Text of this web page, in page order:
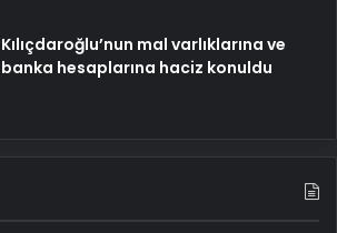
Kılıçdaroğlu’nun mal varlıklarına ve
banka hesaplarına haciz konuldu